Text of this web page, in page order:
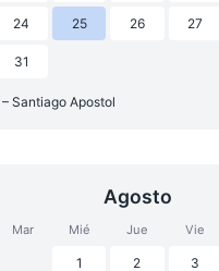
24 25 26 27
31
– Santiago Apostol
Agosto
Mar Mié Jue Vie
1 2 3